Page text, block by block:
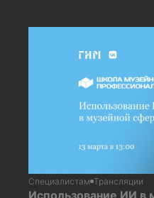
Специалистам Трансляции
Использование ИИ в